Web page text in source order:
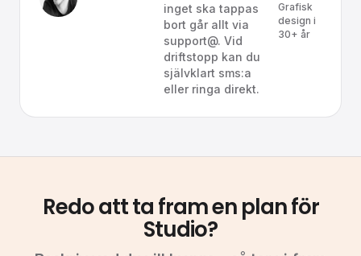
inget ska tappas
bort går allt via
support@. Vid
driftstopp kan du
självklart sms:a
eller ringa direkt.
Grafisk
design i
30+ år
Redo att ta fram en plan för
Studio?